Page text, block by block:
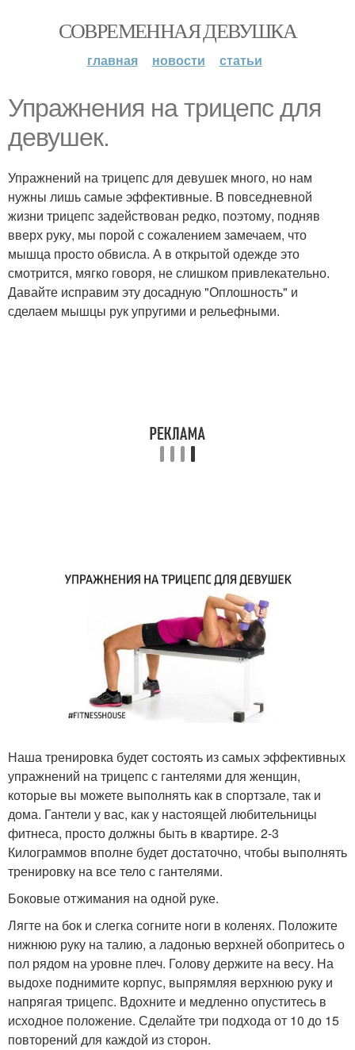
СОВРЕМЕННАЯ ДЕВУШКА
главная новости статьи
Упражнения на трицепс для
девушек.
Упражнений на трицепс для девушек много, но нам
нужны лишь самые эффективные. В повседневной
жизни трицепс задействован редко, поэтому, подняв
вверх руку, мы порой с сожалением замечаем, что
мышца просто обвисла. А в открытой одежде это
смотрится, мягко говоря, не слишком привлекательно.
Давайте исправим эту досадную "Оплошность" и
сделаем мышцы рук упругими и рельефными.
Наша тренировка будет состоять из самых эффективных
упражнений на трицепс с гантелями для женщин,
которые вы можете выполнять как в спортзале, так и
дома. Гантели у вас, как у настоящей любительницы
фитнеса, просто должны быть в квартире. 2-3
Килограммов вполне будет достаточно, чтобы выполнять
тренировку на все тело с гантелями.
Боковые отжимания на одной руке.
Лягте на бок и слегка согните ноги в коленях. Положите
нижнюю руку на талию, а ладонью верхней обопритесь о
пол рядом на уровне плеч. Голову держите на весу. На
выдохе поднимите корпус, выпрямляя верхнюю руку и
напрягая трицепс. Вдохните и медленно опуститесь в
исходное положение. Сделайте три подхода от 10 до 15
повторений для каждой из сторон.